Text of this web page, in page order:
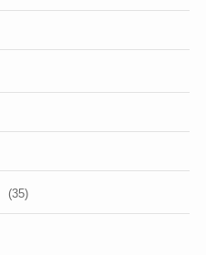
(35)